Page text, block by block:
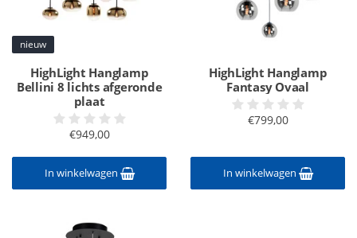
nieuw
HighLight Hanglamp
Bellini 8 lichts afgeronde
plaat
€949,00
In winkelwagen
HighLight Hanglamp
Fantasy Ovaal
€799,00
In winkelwagen